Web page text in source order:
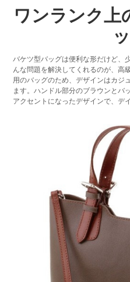
ワンランク上
バケツ型バッグは便利な形だけど、
んな問題を解決してくれるのが、高
用のバッグのため、デザインはカジ
ます。ハンドル部分のブラウンとバ
アクセントになったデザインで、デ